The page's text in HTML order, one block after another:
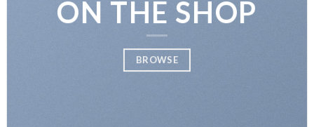
ON THE SHOP
BROWSE